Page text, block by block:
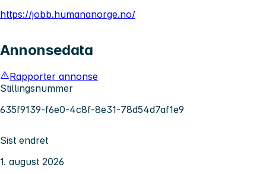
https://jobb.humananorge.no/
Annonsedata
Rapporter annonse
Stillingsnummer
635f9139-f6e0-4c8f-8e31-78d54d7af1e9
Sist endret
1. august 2026